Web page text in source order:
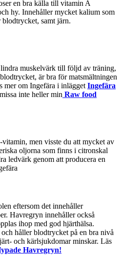
en bra källa till vitamin A
hy. Innehåller mycket kalium som
samt järn.
muskelvärk till följd av träning,
är bra för matsmältningen
mer om Ingefära i inlägget Ingefära
missa inte heller min Raw food
men visste du att mycket av
oljorna som finns i citronskal
ledvärk genom att producera en
eftersom det innehåller
Havregryn innehåller också
ihop med god hjärthälsa.
håller blodtrycket på en bra nivå
och kärlsjukdomar minskar. Läs
Havregryn!